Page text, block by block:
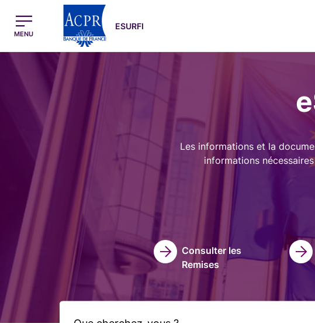
ESURFI Menu Principal
MENU
ESURFI
Image
Les informations et la
informations
Consulter les
Remises